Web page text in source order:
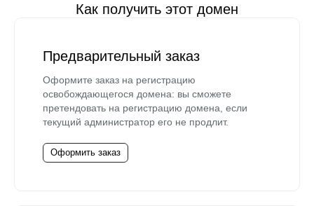
Как получить этот домен
Предварительный заказ
Оформите заказ на регистрацию
освобождающегося домена: вы сможете
претендовать на регистрацию домена, если
текущий администратор его не продлит.
Оформить заказ